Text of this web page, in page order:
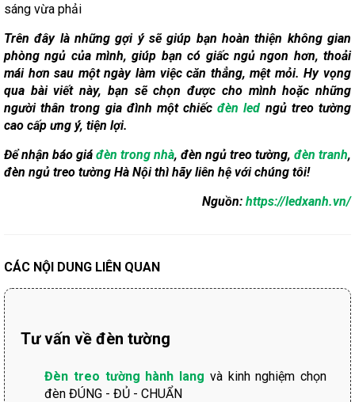
sáng vừa phải
Trên đây là những gợi ý sẽ giúp bạn hoàn thiện không gian
phòng ngủ của mình, giúp bạn có giấc ngủ ngon hơn, thoải
mái hơn sau một ngày làm việc căn thẳng, mệt mỏi. Hy vọng
qua bài viết này, bạn sẽ chọn được cho mình hoặc những
người thân trong gia đình một chiếcđèn led ngủ treo tường
cao cấp ưng ý, tiện lợi.
Để nhận báo giá đèn trong nhà, đèn ngủ treo tường, đèn tranh,
đèn ngủ treo tường Hà Nội thì hãy liên hệ với chúng tôi!
Nguồn: https://ledxanh.vn/
CÁC NỘI DUNG LIÊN QUAN
Tư vấn về đèn tường
Đèn treo tường hành lang và kinh nghiệm chọn
đèn ĐÚNG - ĐỦ - CHUẨN